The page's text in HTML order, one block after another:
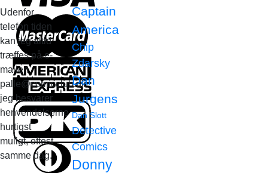
Udenfor
telefon tiden
kan jeg altid
træffes på e-
mailen
palle@comicclub.dk
jeg besvarer
henvendelserne
hurtigst
muligt, oftest
samme dag.
Captain
America
Chip
Zdarsky
Dan
Jurgens
Dan Slott
Detective
Comics
Donny